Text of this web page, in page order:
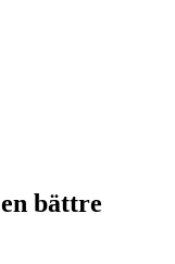
bättre